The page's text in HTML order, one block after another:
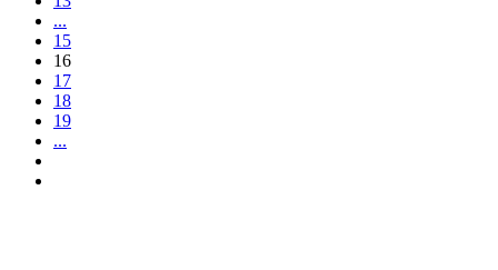
...
15
16
17
18
19
...